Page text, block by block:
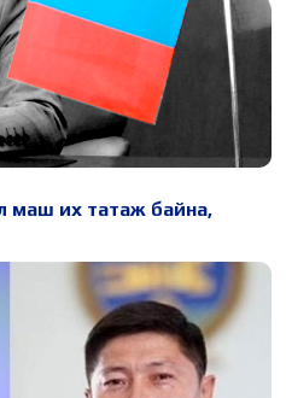
маш их татаж байна,